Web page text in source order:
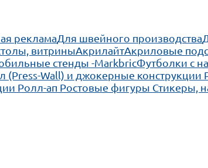
рекламаДля швейного производства
витриныАкрилайтАкриловые
стенды -MarkbricФутболки с
(Press-Wall) и джокерные конструкции
Ролл-ап Ростовые фигуры Стикеры,